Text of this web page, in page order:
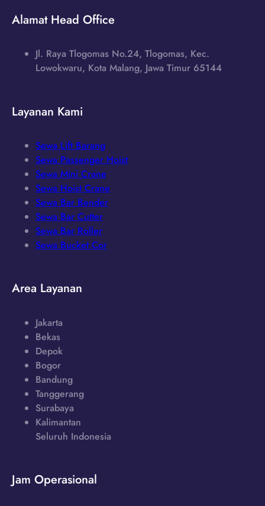
Alamat Head Office
Jl. Raya Tlogomas No.24, Tlogomas, Kec.
Lowokwaru, Kota Malang, Jawa Timur 65144
Layanan Kami
Sewa Lift Barang
Sewa Passenger Hoist
Sewa Mini Crane
Sewa Hoist Crane
Sewa Bar Bender
Sewa Bar Cutter
Sewa Bar Roller
Sewa Bucket Cor
Area Layanan
Jakarta
Bekas
Depok
Bogor
Bandung
Tanggerang
Surabaya
Kalimantan
Seluruh Indonesia
Jam Operasional